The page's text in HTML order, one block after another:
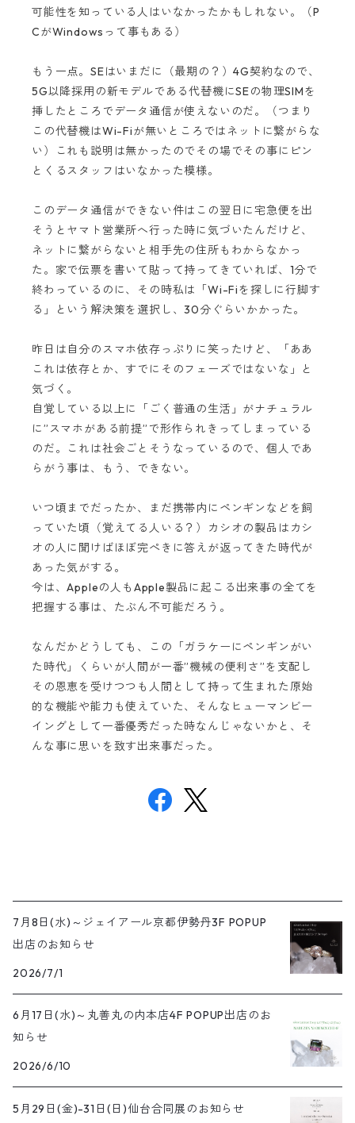
可能性を知っている人はいなかったかもしれない。（P
CがWindowsって事もある）
もう一点。SEはいまだに（最期の？）4G契約なので、
5G以降採用の新モデルである代替機にSEの物理SIMを
挿したところでデータ通信が使えないのだ。（つまり
この代替機はWi-Fiが無いところではネットに繋がらな
い）これも説明は無かったのでその場でその事にピン
とくるスタッフはいなかった模様。
このデータ通信ができない件はこの翌日に宅急便を出
そうとヤマト営業所へ行った時に気づいたんだけど、
ネットに繋がらないと相手先の住所もわからなかっ
た。家で伝票を書いて貼って持ってきていれば、1分で
終わっているのに、その時私は「Wi-Fiを探しに行脚す
る」という解決策を選択し、30分ぐらいかかった。
昨日は自分のスマホ依存っぷりに笑ったけど、「ああ
これは依存とか、すでにそのフェーズではないな」と
気づく。
自覚している以上に「ごく普通の生活」がナチュラル
に”スマホがある前提”で形作られきってしまっている
のだ。これは社会ごとそうなっているので、個人であ
らがう事は、もう、できない。
いつ頃までだったか、まだ携帯内にペンギンなどを飼
っていた頃（覚えてる人いる？）カシオの製品はカシ
オの人に聞けばほぼ完ぺきに答えが返ってきた時代が
あった気がする。
今は、Appleの人もApple製品に起こる出来事の全てを
把握する事は、たぶん不可能だろう。
なんだかどうしても、この「ガラケーにペンギンがい
た時代」くらいが人間が一番”機械の便利さ”を支配し
その恩恵を受けつつも人間として持って生まれた原始
的な機能や能力も使えていた、そんなヒューマンビー
イングとして一番優秀だった時なんじゃないかと、そ
んな事に思いを致す出来事だった。
7月8日(水)～ジェイアール京都伊勢丹3F POPUP
出店のお知らせ
2026/7/1
6月17日(水)～丸善丸の内本店4F POPUP出店のお
知らせ
2026/6/10
5月29日(金)-31日(日)仙台合同展のお知らせ